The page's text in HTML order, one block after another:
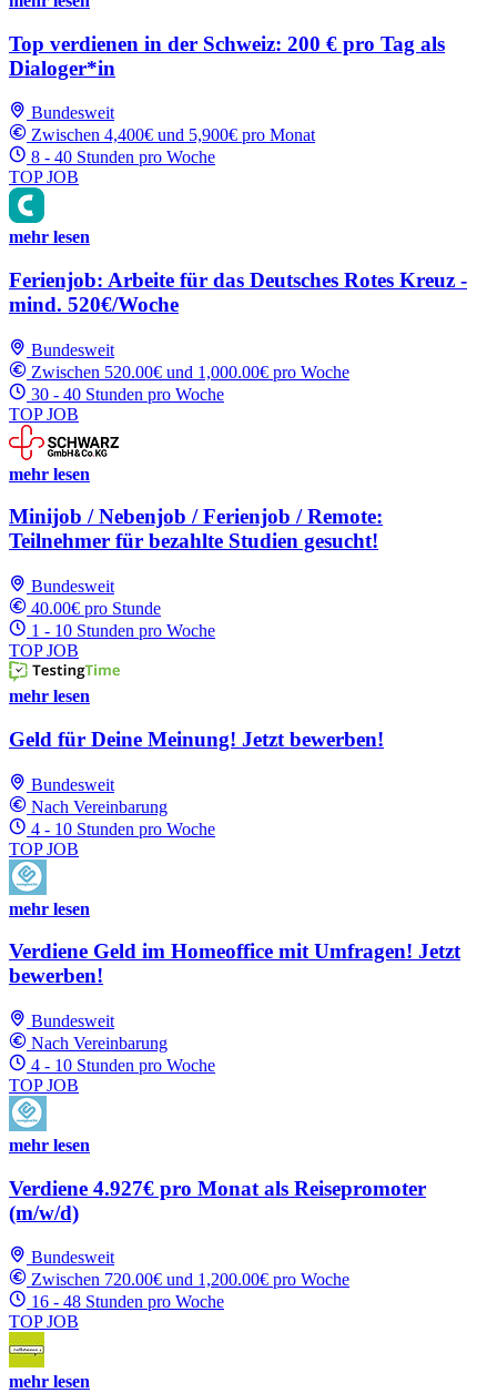
Top verdienen in der Schweiz: 200 € pro Tag als
Dialoger*in
Bundesweit
Zwischen 4,400€ und 5,900€ pro Monat
8 - 40 Stunden pro Woche
TOP JOB
mehr lesen
Ferienjob: Arbeite für das Deutsches Rotes Kreuz -
mind. 520€/Woche
Bundesweit
Zwischen 520.00€ und 1,000.00€ pro Woche
30 - 40 Stunden pro Woche
TOP JOB
mehr lesen
Minijob / Nebenjob / Ferienjob / Remote:
Teilnehmer für bezahlte Studien gesucht!
Bundesweit
40.00€ pro Stunde
1 - 10 Stunden pro Woche
TOP JOB
mehr lesen
Geld für Deine Meinung! Jetzt bewerben!
Bundesweit
Nach Vereinbarung
4 - 10 Stunden pro Woche
TOP JOB
mehr lesen
Verdiene Geld im Homeoffice mit Umfragen! Jetzt
bewerben!
Bundesweit
Nach Vereinbarung
4 - 10 Stunden pro Woche
TOP JOB
mehr lesen
Verdiene 4.927€ pro Monat als Reisepromoter
(m/w/d)
Bundesweit
Zwischen 720.00€ und 1,200.00€ pro Woche
16 - 48 Stunden pro Woche
TOP JOB
mehr lesen